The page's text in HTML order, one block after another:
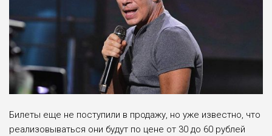
Билеты еще не поступили в продажу, но уже известно, что
реализовываться они будут по цене от 30 до 60 рублей